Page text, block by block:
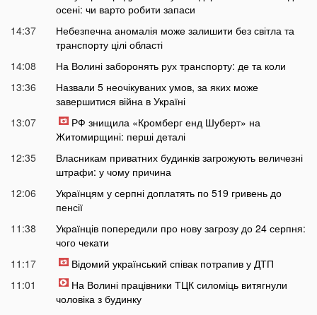
осені: чи варто робити запаси
14:37
Небезпечна аномалія може залишити без світла та
транспорту цілі області
14:08
На Волині заборонять рух транспорту: де та коли
13:36
Назвали 5 неочікуваних умов, за яких може
завершитися війна в Україні
13:07
РФ знищила «Кромберг енд Шуберт» на
Житомирщині: перші деталі
12:35
Власникам приватних будинків загрожують величезні
штрафи: у чому причина
12:06
Українцям у серпні доплатять по 519 гривень до
пенсії
11:38
Українців попередили про нову загрозу до 24 серпня:
чого чекати
11:17
Відомий український співак потрапив у ДТП
11:01
На Волині працівники ТЦК силоміць витягнули
чоловіка з будинку